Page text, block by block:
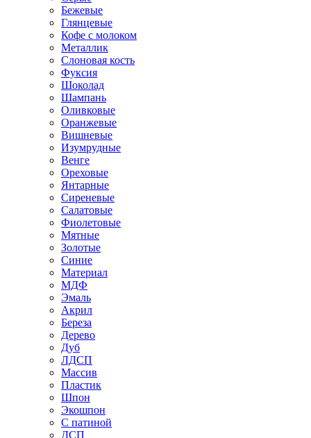
Бежевые
Глянцевые
Кофе с молоком
Металлик
Слоновая кость
Фуксия
Шоколад
Шампань
Оливковые
Оранжевые
Вишневые
Изумрудные
Венге
Ореховые
Янтарные
Сиреневые
Салатовые
Фиолетовые
Мятные
Золотые
Синие
Материал
МДФ
Эмаль
Акрил
Береза
Дерево
Дуб
ЛДСП
Массив
Пластик
Шпон
Экошпон
С патиной
ДСП